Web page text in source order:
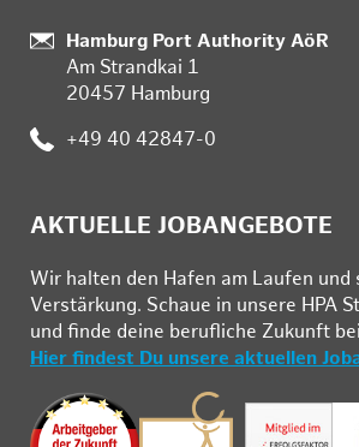
Standort:
Hamburg Port Authority AöR
Am Strandkai 1
20457 Hamburg
Telefon:
+49 40 42847-0
AKTUELLE JOBANGEBOTE
Wir hal­ten den Ha­fen am Lau­fen und
Ver­stär­kung. Schau­e in un­se­re HPA
und fin­de deine be­ruf­li­che Zu­kunft
Hier findest Du unsere aktuellen